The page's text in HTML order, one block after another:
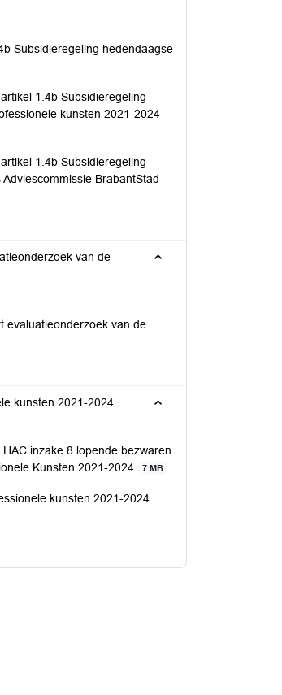
Subsidieregeling hedendaagse
1.4b Subsidieregeling
kunsten 2021-2024
1.4b Subsidieregeling
BrabantStad
van de
evaluatieonderzoek van de
kunsten 2021-2024
inzake 8 lopende bezwaren
Kunsten 2021-2024
7 MB
kunsten 2021-2024